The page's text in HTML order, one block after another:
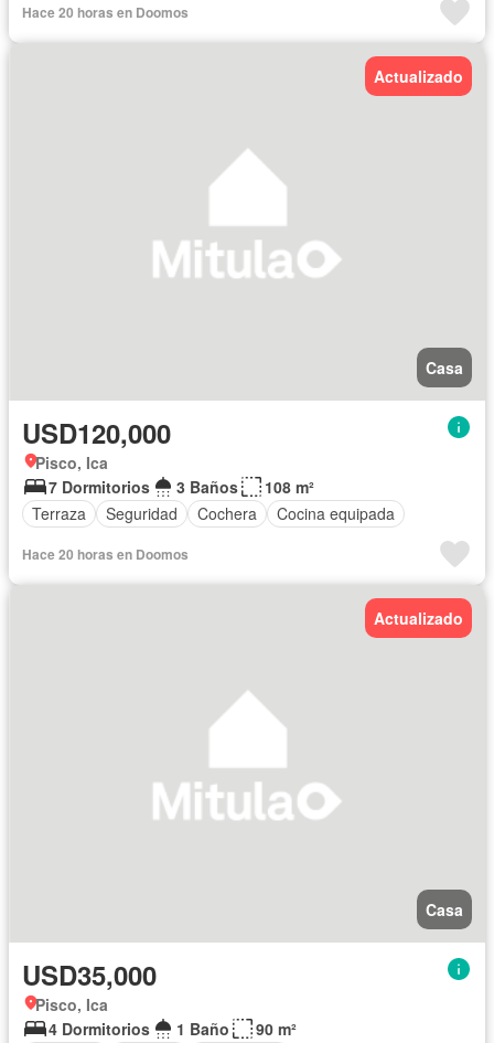
Hace 20 horas en Doomos
Actualizado
Casa
USD120,000
Pisco, Ica
7 Dormitorios
3 Baños
108 m²
Terraza
Seguridad Cochera Cocina equipada
Hace 20 horas en Doomos
Actualizado
Casa
USD35,000
Pisco, Ica
4 Dormitorios
1 Baño
90 m²